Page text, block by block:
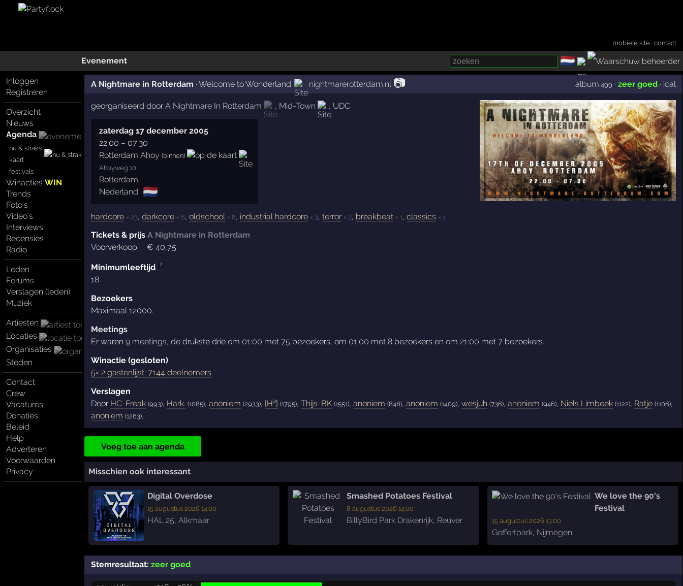
mobiele site ·contact
Evenement 🇳🇱
Inloggen
Registreren
Overzicht
Nieuws
Agenda
nu & straks
kaart
festivals
WinactiesWIN
Trends
Foto's
Video's
Interviews
Recensies
Radio
Leden
Forums
Verslagen (leden)
Muziek
Artiesten
Locaties
Organisaties
Steden
Contact
Crew
Vacatures
Donaties
Beleid
Help
Adverteren
Voorwaarden
Privacy
A Nightmare in Rotterdam · Welcome to Wonderland nightmarerotterdam.nl 📷 album ,499 ·zeer goed · ical
georganiseerd door A Nightmare In Rotterdam , Mid-Town , UDC
zaterdag 17 december 2005
22:00 – 07:30
Rotterdam Ahoy (binnen)
Ahoyweg 10
Rotterdam
Nederland 🇳🇱
hardcore × 23, darkcore × 8, oldschool × 8, industrial hardcore × 3, terror × 3, breakbeat × 1, classics × 1
Tickets & prijs A Nightmare in Rotterdam
Voorverkoop:
€ 40,75
Minimumleeftijd ?
18
Bezoekers
Maximaal 12000.
Meetings
Er waren 9 meetings, de drukste drie om 01:00 met 75 bezoekers, om 01:00 met 8 bezoekers en om 21:00 met 7 bezoekers.
Winactie (gesloten)
5× 2 gastenlijst: 7144 deelnemers
Verslagen
Door HC-Freak (993), Hark. (1085), anoniem (2933), [H³] (1795), Thijs-BK (1551), anoniem (848), anoniem (1409), wesjuh (736), anoniem (946), Niels Limbeek (1122), Ratje (1106),
anoniem (1263).
Voeg toe aan agenda
Misschien ook interessant
Digital Overdose
15 augustus 2026 14:00
HAL 25, Alkmaar
Smashed Potatoes Festival
8 augustus 2026 14:00
BillyBird Park Drakenrijk, Reuver
We love the 90's
Festival
15 augustus 2026 13:00
Goffertpark, Nijmegen
Stemresultaat: zeer goed